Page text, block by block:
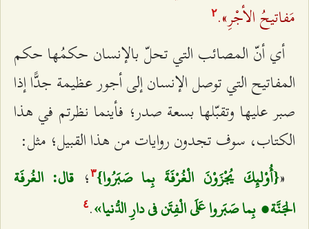
مَفاتيحُ الأجْرِ».٢
أي أنّ المصائب التي تحلّ بالإنسان حكمُها حكم
المفاتيح التي توصل الإنسان إلى أجور عظيمة جدًّا إذا
صبر عليها وتقبّلها بسعة صدر؛ فأينما نظرتم في هذا
الكتاب، سوف تجدون روايات من هذا القبيل؛ مثل:
«{أُوْلئِكَ يُجْزَوْنَ الْغُرْفَةَ بِما صَبَرُوا}٣؛ قال: الغُرفَة
الجَنَّة؛ بِما صَبَروا عَلَى الْفِتَن فى دارِ الدُّنيا».٤